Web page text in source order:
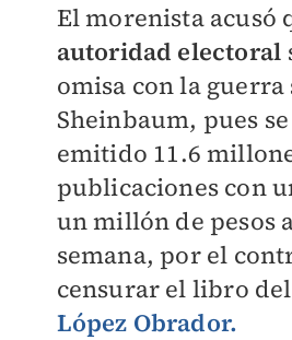
El morenista acusó
autoridad electoral
omisa con la
Sheinbaum, pues
emitido 11.6
publicaciones con
un millón de pesos
semana, por el
censurar el libro del
López Obrador.